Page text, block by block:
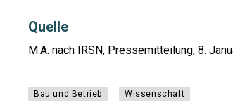
Quelle
M.A. nach IRSN, Pressemitteilung, 8.
Bau und Betrieb Wissenschaft